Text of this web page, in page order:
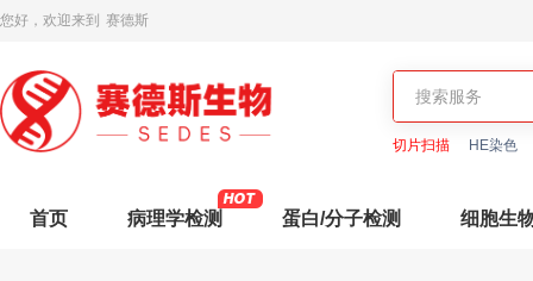
您好，欢迎来到 赛德斯
切片扫描 HE染色
首页 病理学检测 蛋白/分子检测 细胞生